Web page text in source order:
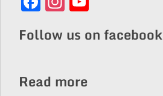
Follow us on facebook
Read more